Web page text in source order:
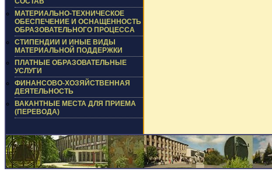
МАТЕРИАЛЬНО-ТЕХНИЧЕСКОЕ
ОБЕСПЕЧЕНИЕ И ОСНАЩЕННОСТЬ
ОБРАЗОВАТЕЛЬНОГО ПРОЦЕССА
СТИПЕНДИИ И ИНЫЕ ВИДЫ
МАТЕРИАЛЬНОЙ ПОДДЕРЖКИ
ПЛАТНЫЕ ОБРАЗОВАТЕЛЬНЫЕ
УСЛУГИ
ФИНАНСОВО-ХОЗЯЙСТВЕННАЯ
ДЕЯТЕЛЬНОСТЬ
ВАКАНТНЫЕ МЕСТА ДЛЯ ПРИЕМА
(ПЕРЕВОДА)